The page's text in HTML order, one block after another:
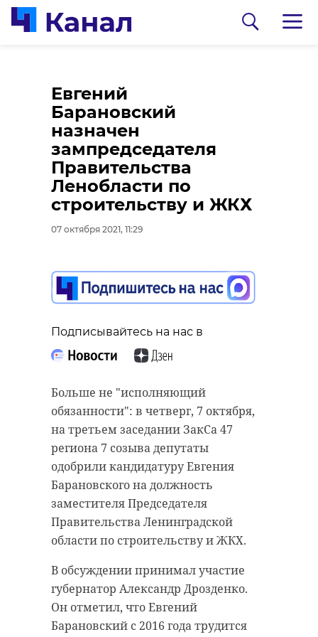
Евгений
Барановский
назначен
зампредседателя
Правительства
Ленобласти по
строительству и ЖКХ
07 октября 2021, 11:29
Подписывайтесь на нас в
Больше не "исполняющий
обязанности": в четверг, 7 октября,
на третьем заседании ЗакСа 47
региона 7 созыва депутаты
одобрили кандидатуру Евгения
Барановского на должность
заместителя Председателя
Правительства Ленинградской
области по строительству и ЖКХ.
В обсуждении принимал участие
губернатор Александр Дрозденко.
Он отметил, что Евгений
Барановский с 2016 года трудится
0:00 / 0:00
Работник пивного
магазина из
выручку в счет
невыплаченной
зарплаты
07 октября 2021, 11:04
Подписывайтесь на нас в
Забрал выручку в счет зарплаты. В
в одном из зданий по
Богатырскому проспекту (Санкт-
Петербург) посетитель похитил из
кассы 17,5 тысяч рублей. Решается
Владимир Путин
празднует день
рождения: ему
исполнилось 69 лет
07 октября 2021, 10:52
Подписывайтесь на нас в
На работе даже в свой день
рождения. В четверг, 7 октября,
Как рассказал пресс-секретарь
главы государства Дмитрий
Песков, несмотря на праздник, у
Путина есть на сегодня рабочие
планы.
Вечером президент отметит с
родными и близкими. И "так
бывает чаще всего" - пояснил
Песков.
Ранее в начале сентября, после
рабочей поездки в Приморье и
Амурскую область, Путин в